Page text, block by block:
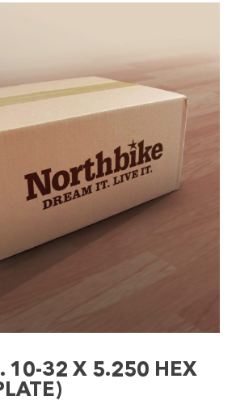
10-32 X 5.250 HEX